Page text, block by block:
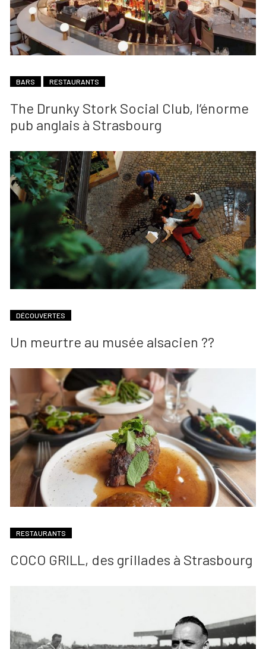
BARS RESTAURANTS
The Drunky Stork Social Club, l’énorme
pub anglais à Strasbourg
DÉCOUVERTES
Un meurtre au musée alsacien ??
RESTAURANTS
COCO GRILL, des grillades à Strasbourg